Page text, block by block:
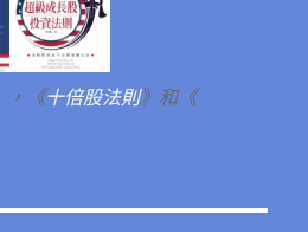
，《十倍股法則》和《